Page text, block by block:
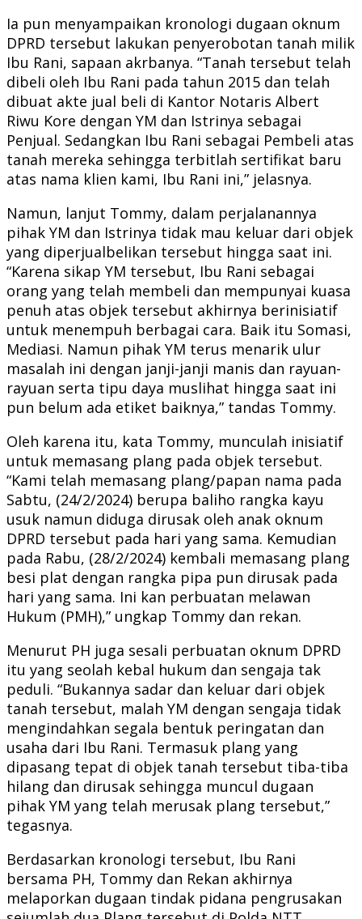
Ia pun menyampaikan kronologi dugaan oknum
DPRD tersebut lakukan penyerobotan tanah milik
Ibu Rani, sapaan akrbanya. “Tanah tersebut telah
dibeli oleh Ibu Rani pada tahun 2015 dan telah
dibuat akte jual beli di Kantor Notaris Albert
Riwu Kore dengan YM dan Istrinya sebagai
Penjual. Sedangkan Ibu Rani sebagai Pembeli atas
tanah mereka sehingga terbitlah sertifikat baru
atas nama klien kami, Ibu Rani ini,” jelasnya.
Namun, lanjut Tommy, dalam perjalanannya
pihak YM dan Istrinya tidak mau keluar dari objek
yang diperjualbelikan tersebut hingga saat ini.
“Karena sikap YM tersebut, Ibu Rani sebagai
orang yang telah membeli dan mempunyai kuasa
penuh atas objek tersebut akhirnya berinisiatif
untuk menempuh berbagai cara. Baik itu Somasi,
Mediasi. Namun pihak YM terus menarik ulur
masalah ini dengan janji-janji manis dan rayuan-
rayuan serta tipu daya muslihat hingga saat ini
pun belum ada etiket baiknya,” tandas Tommy.
Oleh karena itu, kata Tommy, munculah inisiatif
untuk memasang plang pada objek tersebut.
“Kami telah memasang plang/papan nama pada
Sabtu, (24/2/2024) berupa baliho rangka kayu
usuk namun diduga dirusak oleh anak oknum
DPRD tersebut pada hari yang sama. Kemudian
pada Rabu, (28/2/2024) kembali memasang plang
besi plat dengan rangka pipa pun dirusak pada
hari yang sama. Ini kan perbuatan melawan
Hukum (PMH),” ungkap Tommy dan rekan.
Menurut PH juga sesali perbuatan oknum DPRD
itu yang seolah kebal hukum dan sengaja tak
peduli. “Bukannya sadar dan keluar dari objek
tanah tersebut, malah YM dengan sengaja tidak
mengindahkan segala bentuk peringatan dan
usaha dari Ibu Rani. Termasuk plang yang
dipasang tepat di objek tanah tersebut tiba-tiba
hilang dan dirusak sehingga muncul dugaan
pihak YM yang telah merusak plang tersebut,”
tegasnya.
Berdasarkan kronologi tersebut, Ibu Rani
bersama PH, Tommy dan Rekan akhirnya
melaporkan dugaan tindak pidana pengrusakan